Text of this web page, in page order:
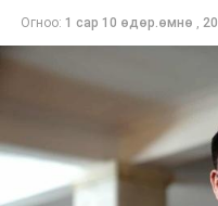
Огноо: 1 сар 10 өдөр.өмнө ,